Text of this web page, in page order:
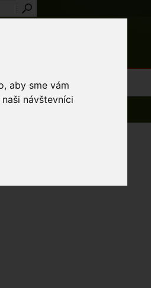
aby sme vám
návštevníci